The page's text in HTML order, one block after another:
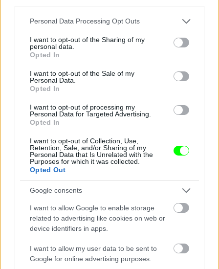
Please note that this website/app uses one or more Google
not limited to your visit or usage behaviour. You may click to
grant or deny consent to Google and its third-party tags to
use your data for below specified purposes in below Google
consent section.
Personal Data Processing Opt Outs
I want to opt-out of the Sharing of my
personal data.
Opted In
I want to opt-out of the Sale of my
Personal Data.
Opted In
I want to opt-out of processing my
Personal Data for Targeted Advertising.
Opted In
I want to opt-out of Collection, Use,
Retention, Sale, and/or Sharing of my
Personal Data that Is Unrelated with the
Purposes for which it was collected.
Opted Out
Google consents
I want to allow Google to enable storage
related to advertising like cookies on web or
device identifiers in apps.
I want to allow my user data to be sent to
Google for online advertising purposes.
Jön még kép!
Középről kifelé irányuló mozdulatokkal kell felvinni
Fotó: Szécsi István / Velvet
Jön még kép!